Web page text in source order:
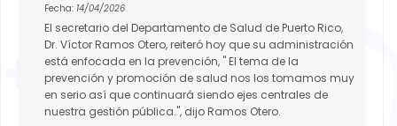
Fecha: 14/04/2026
El secretario del Departamento de Salud de Puerto Rico,
Dr. Víctor Ramos Otero, reiteró hoy que su administración
está enfocada en la prevención, " El tema de la
prevención y promoción de salud nos los tomamos muy
en serio así que continuará siendo ejes centrales de
nuestra gestión pública.", dijo Ramos Otero.